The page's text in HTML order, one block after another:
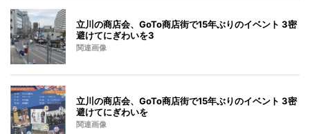
立川の商店会、GoTo商店街で15年ぶりのイベント 3密
避けてにぎわいを3
関連画像
立川の商店会、GoTo商店街で15年ぶりのイベント 3密
避けてにぎわいを
関連画像